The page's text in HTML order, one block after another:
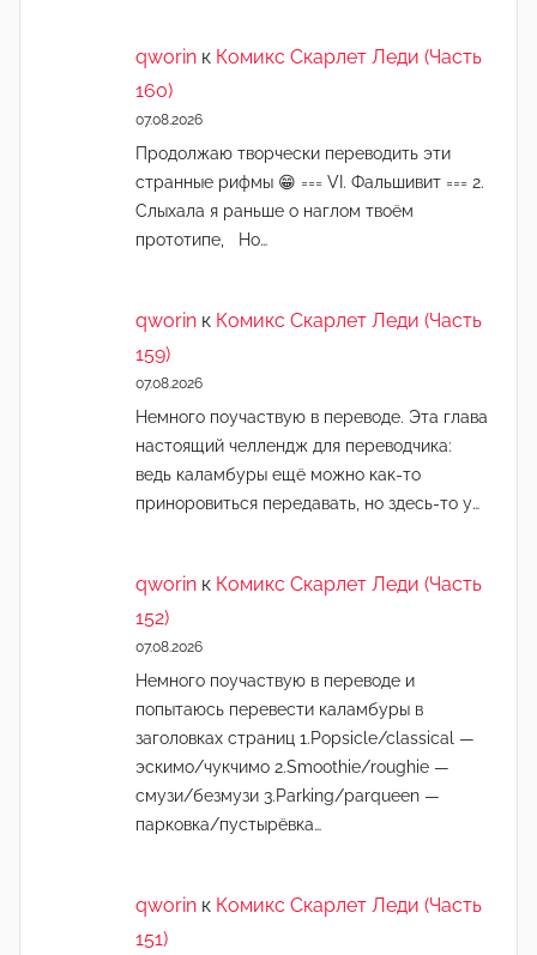
qworin к Комикс Скарлет Леди (Часть
160)
07.08.2026
Продолжаю творчески переводить эти
странные рифмы 😁 === VI. Фальшивит === 2.
Слыхала я раньше о наглом твоём
прототипе, Но…
qworin к Комикс Скарлет Леди (Часть
159)
07.08.2026
Немного поучаствую в переводе. Эта глава
настоящий челлендж для переводчика:
ведь каламбуры ещё можно как-то
приноровиться передавать, но здесь-то у…
qworin к Комикс Скарлет Леди (Часть
152)
07.08.2026
Немного поучаствую в переводе и
попытаюсь перевести каламбуры в
заголовках страниц 1.Popsicle/classical —
эскимо/чукчимо 2.Smoothie/roughie —
смузи/безмузи 3.Parking/parqueen —
парковка/пустырёвка…
qworin к Комикс Скарлет Леди (Часть
151)